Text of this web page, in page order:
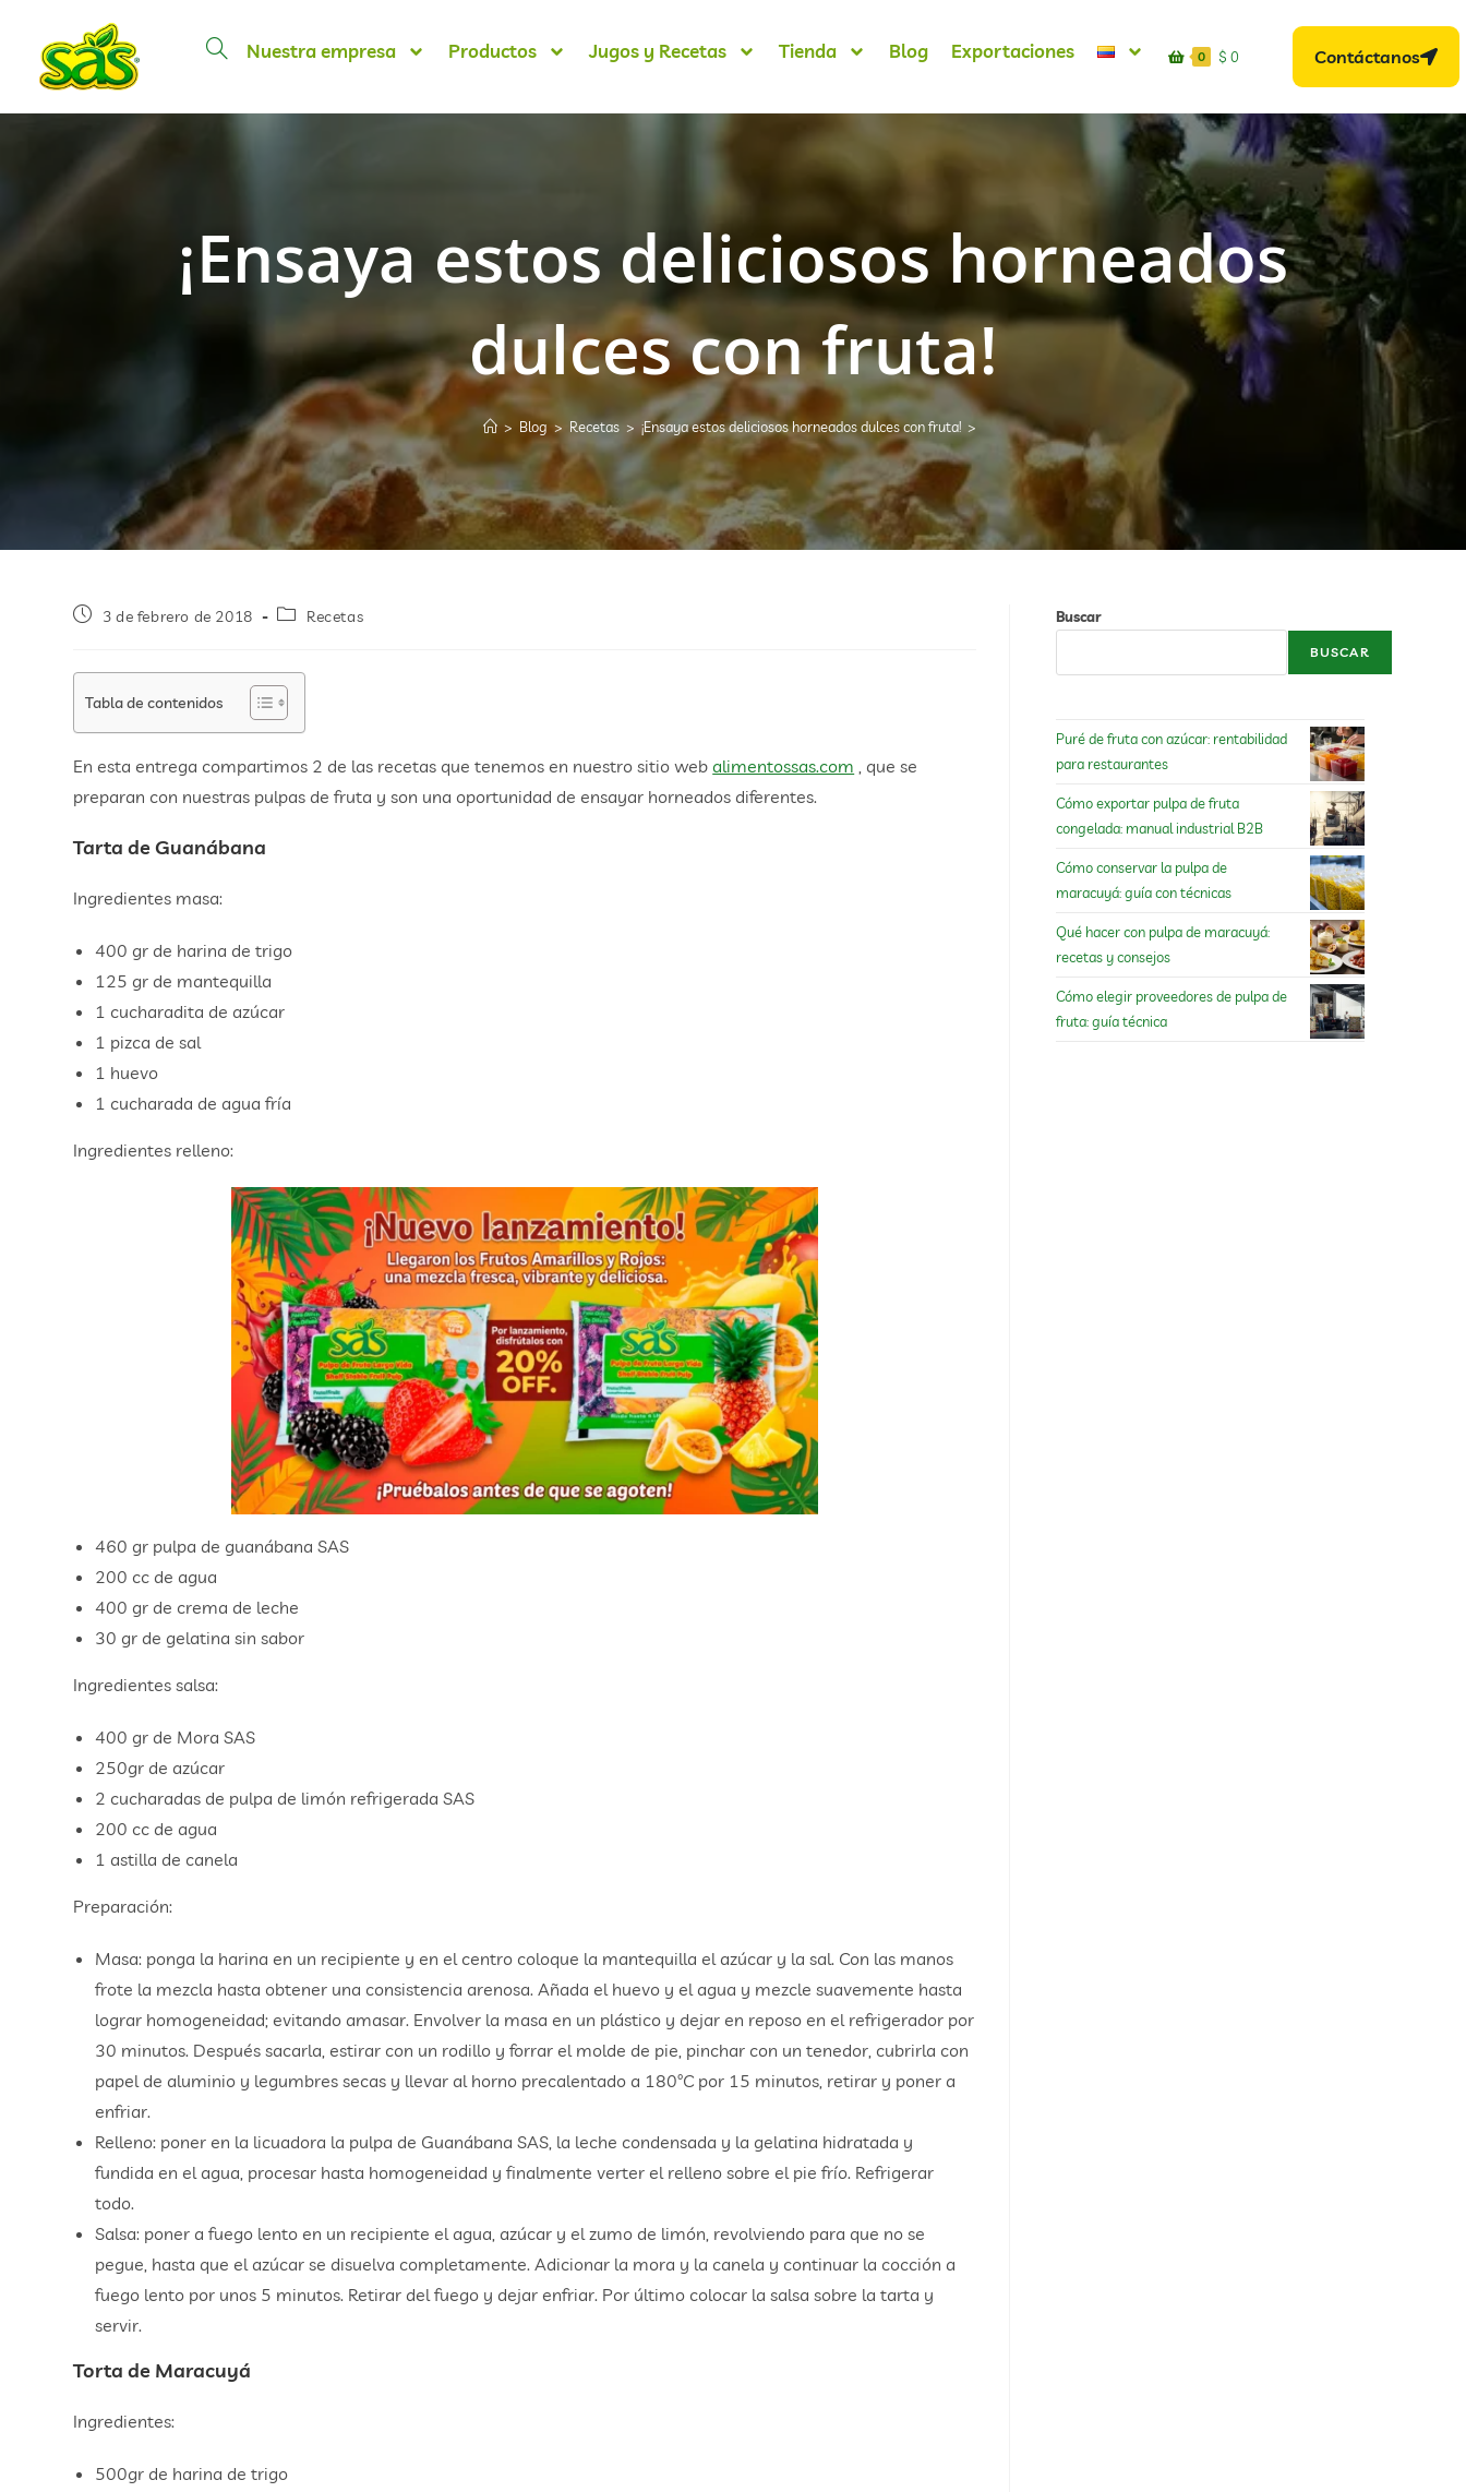
Nuestra empresa Productos Jugos y Recetas Tienda Blog Exportaciones 0 $ 0 Contáctanos
¡Ensaya estos deliciosos horneados
dulces con fruta!
> Blog > Recetas > ¡Ensaya estos deliciosos horneados dulces con fruta! >
3 de febrero de 2018 Recetas
Tabla de contenidos
En esta entrega compartimos 2 de las recetas que tenemos en nuestro sitio webalimentossas.com , que se
preparan con nuestras pulpas de fruta y son una oportunidad de ensayar horneados diferentes.
Tarta de Guanábana
Ingredientes masa:
400 gr de harina de trigo
125 gr de mantequilla
1 cucharadita de azúcar
1 pizca de sal
1 huevo
1 cucharada de agua fría
Ingredientes relleno:
460 gr pulpa de guanábana SAS
200 cc de agua
400 gr de crema de leche
30 gr de gelatina sin sabor
Ingredientes salsa:
400 gr de Mora SAS
250gr de azúcar
2 cucharadas de pulpa de limón refrigerada SAS
200 cc de agua
1 astilla de canela
Preparación:
Masa: ponga la harina en un recipiente y en el centro coloque la mantequilla el azúcar y la sal. Con las manos
frote la mezcla hasta obtener una consistencia arenosa. Añada el huevo y el agua y mezcle suavemente hasta
lograr homogeneidad; evitando amasar. Envolver la masa en un plástico y dejar en reposo en el refrigerador por
30 minutos. Después sacarla, estirar con un rodillo y forrar el molde de pie, pinchar con un tenedor, cubrirla con
papel de aluminio y legumbres secas y llevar al horno precalentado a 180ºC por 15 minutos, retirar y poner a
enfriar.
Relleno: poner en la licuadora la pulpa de Guanábana SAS, la leche condensada y la gelatina hidratada y
fundida en el agua, procesar hasta homogeneidad y finalmente verter el relleno sobre el pie frío. Refrigerar
todo.
Salsa: poner a fuego lento en un recipiente el agua, azúcar y el zumo de limón, revolviendo para que no se
pegue, hasta que el azúcar se disuelva completamente. Adicionar la mora y la canela y continuar la cocción a
fuego lento por unos 5 minutos. Retirar del fuego y dejar enfriar. Por último colocar la salsa sobre la tarta y
servir.
Torta de Maracuyá
Ingredientes:
500gr de harina de trigo
Buscar
BUSCAR
Puré de fruta con azúcar: rentabilidad
para restaurantes
Cómo exportar pulpa de fruta
congelada: manual industrial B2B
Cómo conservar la pulpa de
maracuyá: guía con técnicas
Qué hacer con pulpa de maracuyá:
recetas y consejos
Cómo elegir proveedores de pulpa de
fruta: guía técnica